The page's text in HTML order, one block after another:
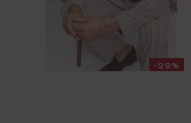
-29%